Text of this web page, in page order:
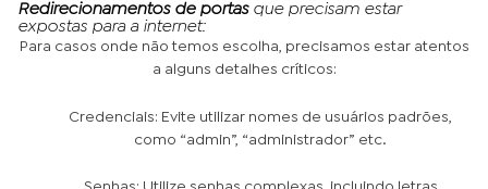
Redirecionamentos de portasque precisam estar
expostas para a internet:
Para casos onde não temos escolha, precisamos estar atentos
a alguns detalhes críticos:
Credenciais: Evite utilizar nomes de usuários padrões,
como “admin”, “administrador” etc.